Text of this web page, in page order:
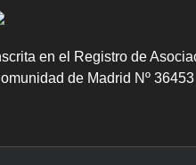
en el Registro de
de Madrid Nº 36453